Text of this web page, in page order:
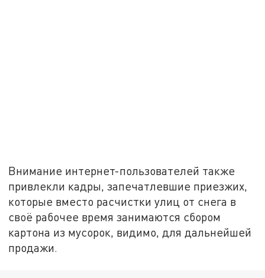
Внимание интернет-пользователей также
привлекли кадры, запечатлевшие приезжих,
которые вместо расчистки улиц от снега в
своё рабочее время занимаются сбором
картона из мусорок, видимо, для дальнейшей
продажи.